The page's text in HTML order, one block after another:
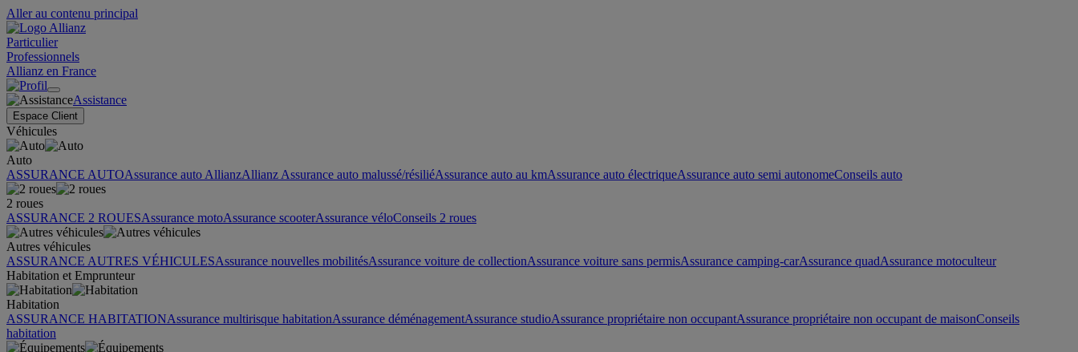
Aller au contenu principal
Particulier
Professionnels
Allianz en France
Assistance
Espace Client
Véhicules
Auto
ASSURANCE AUTOAssurance auto AllianzAllianz Assurance auto malussé/résiliéAssurance auto au kmAssurance auto électriqueAssurance auto semi autonomeConseils auto
2 roues
ASSURANCE 2 ROUESAssurance motoAssurance scooterAssurance véloConseils 2 roues
Autres véhicules
ASSURANCE AUTRES VÉHICULESAssurance nouvelles mobilitésAssurance voiture de collectionAssurance voiture sans permisAssurance camping-carAssurance quadAssurance motoculteur
Habitation et Emprunteur
Habitation
ASSURANCE HABITATIONAssurance multirisque habitationAssurance déménagementAssurance studioAssurance propriétaire non occupantAssurance propriétaire non occupant de maisonConseils
habitation